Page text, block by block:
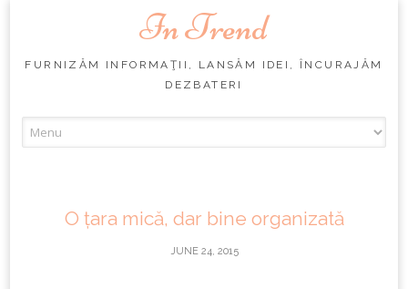
In Trend
FURNIZĂM INFORMAŢII, LANSĂM IDEI, ÎNCURAJĂM
DEZBATERI
to
O țara mică, dar bine organizată
JUNE 24, 2015